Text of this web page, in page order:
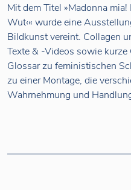
Mit dem Titel »Madonna
Wut‹« wurde eine
Bildkunst vereint. Collagen
Texte & -Videos sowie
Glossar zu feministischen
zu einer Montage, die
Wahrnehmung und